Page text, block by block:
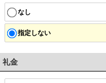
なし
指定しない
礼金